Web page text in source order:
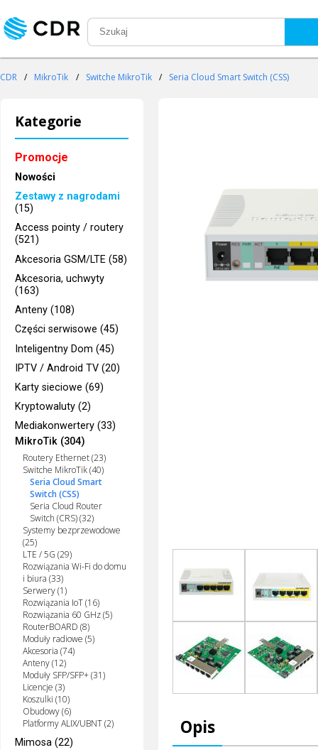
CDR / MikroTik / Switche MikroTik / Seria Cloud Smart Switch (CSS)
Kategorie
Promocje
Nowości
Zestawy z nagrodami
(15)
Access pointy / routery
(521)
Akcesoria GSM/LTE (58)
Akcesoria, uchwyty
(163)
Anteny (108)
Części serwisowe (45)
Inteligentny Dom (45)
IPTV / Android TV (20)
Karty sieciowe (69)
Kryptowaluty (2)
Mediakonwertery (33)
MikroTik (304)
Routery Ethernet (23)
Switche MikroTik (40)
Seria Cloud Smart
Switch (CSS)
Seria Cloud Router
Switch (CRS) (32)
Systemy bezprzewodowe
(25)
LTE / 5G (29)
Rozwiązania Wi-Fi do domu
i biura (33)
Serwery (1)
Rozwiązania IoT (16)
Rozwiązania 60 GHz (5)
RouterBOARD (8)
Moduły radiowe (5)
Akcesoria (74)
Anteny (12)
Moduły SFP/SFP+ (31)
Licencje (3)
Koszulki (10)
Obudowy (6)
Platformy ALIX/UBNT (2)
Mimosa (22)
Opis